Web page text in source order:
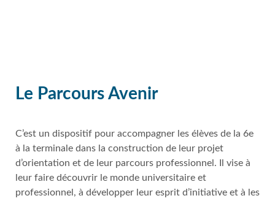
Le Parcours Avenir
C’est un dispositif pour accompagner les élèves de la 6e
à la terminale dans la construction de leur projet
d’orientation et de leur parcours professionnel. Il vise à
leur faire découvrir le monde universitaire et
professionnel, à développer leur esprit d’initiative et à les